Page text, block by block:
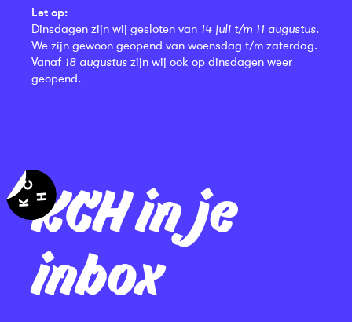
KCH in je
inbox
Let op:
Dinsdagen zijn wij gesloten van 14 juli t/m 11 augustus.
We zijn gewoon geopend van woensdag t/m zaterdag.
Vanaf 18 augustus zijn wij ook op dinsdagen weer
geopend.